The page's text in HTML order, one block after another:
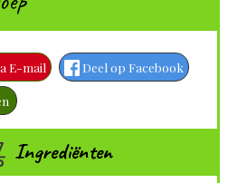
E-mail Deel op Facebook
Ingrediënten